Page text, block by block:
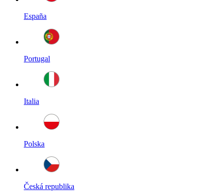
España
Portugal
Italia
Polska
Česká republika